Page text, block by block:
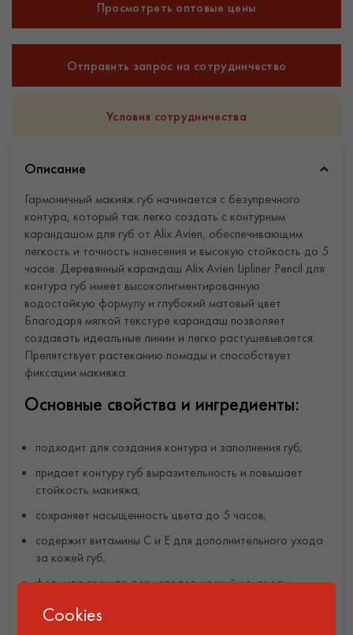
Просмотреть оптовые цены
Отправить запрос на сотрудничество
Условия сотрудничества
Описание
Гармоничный макияж губ начинается с безупречного
контура, который так легко создать с контурным
карандашом для губ от Alix Avien, обеспечивающим
легкость и точность нанесения и высокую стойкость до 5
часов. Деревянный карандаш Alix Avien Lipliner Pencil для
контура губ имеет высокопигментированную
водостойкую формулу и глубокий матовый цвет.
Благодаря мягкой текстуре карандаш позволяет
создавать идеальные линии и легко растушевывается.
Препятствует растеканию помады и способствует
фиксации макияжа.
Основные свойства и ингредиенты:
подходит для создания контура и заполнения губ;
придает контуру губ выразительность и повышает
стойкость макияжа;
сохраняет насыщенность цвета до 5 часов;
содержит витамины С и Е для дополнительного ухода
за кожей губ;
формула прошла дерматологический контроль;
не содержит парабенов.
Cookies